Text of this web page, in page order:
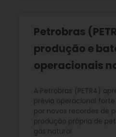
Petrobras
produção e
operacionais
A Petrobras (PETR4)
prévia operacional
por novos recordes de
produção própria de
gás natural